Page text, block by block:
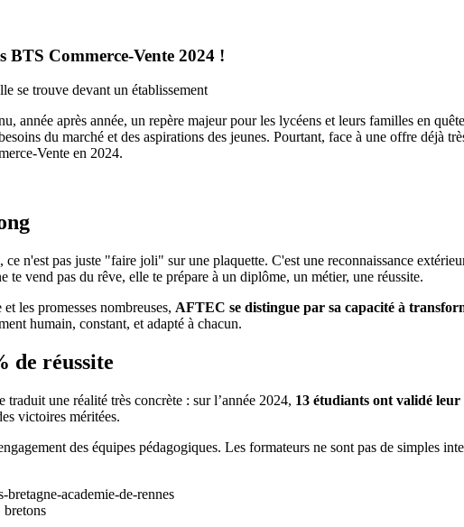
BTS Commerce-Vente 2024 !
année après année, un repère majeur pour les lycéens et leurs familles en
du marché et des aspirations des jeunes. Pourtant, face à une offre déjà
Vente en 2024.
n'est pas juste "faire joli" sur une plaquette. C'est une reconnaissance
te vend pas du rêve, elle te prépare à un diplôme, un métier, une réussite.
les promesses nombreuses, AFTEC se distingue par sa capacité à
humain, constant, et adapté à chacun.
de réussite
une réalité très concrète : sur l’année 2024, 13 étudiants ont validé
victoires méritées.
des équipes pédagogiques. Les formateurs ne sont pas de simples
bretons